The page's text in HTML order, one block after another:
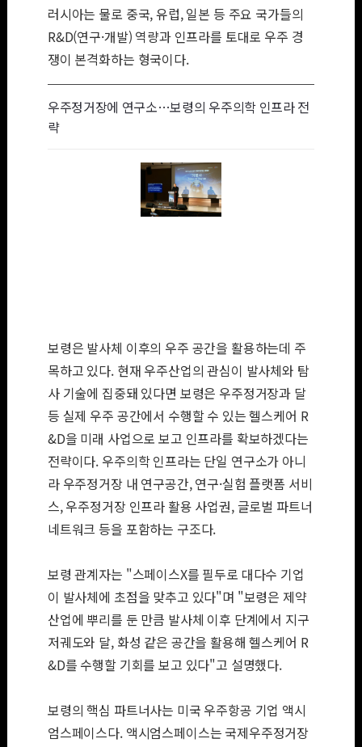
러시아는 물로 중국, 유럽, 일본 등 주요 국가들의
R&D(연구·개발) 역량과 인프라를 토대로 우주 경
쟁이 본격화하는 형국이다.
우주정거장에 연구소…보령의 우주의학 인프라 전
략
보령은 발사체 이후의 우주 공간을 활용하는데 주
목하고 있다. 현재 우주산업의 관심이 발사체와 탐
사 기술에 집중돼 있다면 보령은 우주정거장과 달
등 실제 우주 공간에서 수행할 수 있는 헬스케어 R
&D을 미래 사업으로 보고 인프라를 확보하겠다는
전략이다. 우주의학 인프라는 단일 연구소가 아니
라 우주정거장 내 연구공간, 연구·실험 플랫폼 서비
스, 우주정거장 인프라 활용 사업권, 글로벌 파트너
네트워크 등을 포함하는 구조다.
보령 관계자는 "스페이스X를 필두로 대다수 기업
이 발사체에 초점을 맞추고 있다"며 "보령은 제약
산업에 뿌리를 둔 만큼 발사체 이후 단계에서 지구
저궤도와 달, 화성 같은 공간을 활용해 헬스케어 R
&D를 수행할 기회를 보고 있다"고 설명했다.
보령의 핵심 파트너사는 미국 우주항공 기업 액시
엄스페이스다. 액시엄스페이스는 국제우주정거장